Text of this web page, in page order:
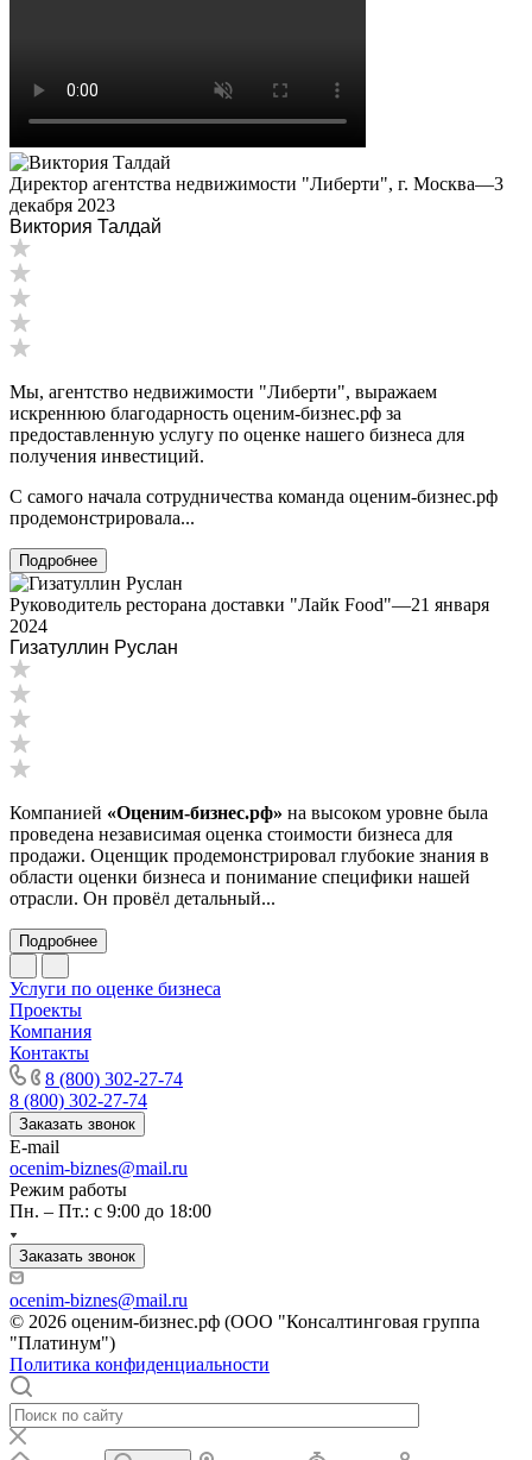
Директор агентства недвижимости "Либерти", г. Москва—3
декабря 2023
Виктория Талдай
Мы, агентство недвижимости "Либерти", выражаем
искреннюю благодарность оценим-бизнес.рф за
предоставленную услугу по оценке нашего бизнеса для
получения инвестиций.
С самого начала сотрудничества команда оценим-бизнес.рф
продемонстрировала...
Подробнее
Руководитель ресторана доставки "Лайк Food"—21 января
2024
Гизатуллин Руслан
Компанией «Оценим-бизнес.рф» на высоком уровне была
проведена независимая оценка стоимости бизнеса для
продажи. Оценщик продемонстрировал глубокие знания в
области оценки бизнеса и понимание специфики нашей
отрасли. Он провёл детальный...
Подробнее
Услуги по оценке бизнеса
Проекты
Компания
Контакты
8 (800) 302-27-74
8 (800) 302-27-74
Заказать звонок
E-mail
ocenim-biznes@mail.ru
Режим работы
Пн. – Пт.: с 9:00 до 18:00
Заказать звонок
ocenim-biznes@mail.ru
© 2026 оценим-бизнес.рф (ООО "Консалтинговая группа
"Платинум")
Политика конфиденциальности
Звенигород
Зеленоград
Зеленодольск
Зея
Златоуст
Иваново
Ивантеевка
Ижевск
Ипатово
Ирбит
Иркутск
Искитим
Истра
Ишимбай
Йошкар-Ола
Казань
Калининград
Калуга
Камбарка
Каменка
Каменск-Уральский
Камень-на-Оби
Камышин
Камышлов
Канаш
Кандалакша
Канск
Карачев
Карпинск
Касли
Каспийск
Кашира
Кемерово
Керчь
Кизляр
Кимры
Кинель
Кинешма
Киржач
Кириши
Киров
Кировск
Кисловодск
Клин